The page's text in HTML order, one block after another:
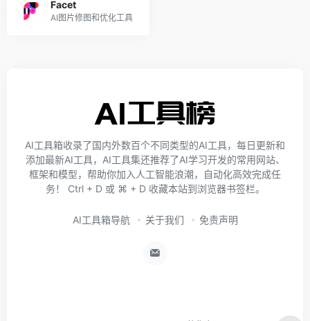
Facet
AI图片修图和优化工具
AI工具箱收录了国内外数百个不同类型的AI工具，每日更新和
添加最新AI工具，AI工具集还推荐了AI学习开发的常用网站、
框架和模型，帮助你加入人工智能浪潮，自动化高效完成任
务！ Ctrl + D 或 ⌘ + D 收藏本站到浏览器书签栏。
AI工具箱导航 关于我们 免责声明